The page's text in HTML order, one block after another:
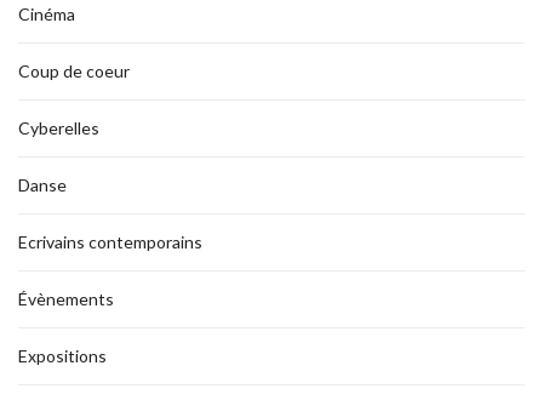
Cinéma
Coup de coeur
Cyberelles
Danse
Ecrivains contemporains
Évènements
Expositions